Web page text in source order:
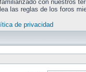
con nuestros
las reglas de los foros
de privacidad